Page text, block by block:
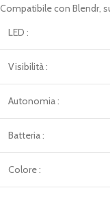
Compatibile con Blendr,
LED :
Visibilità :
Autonomia :
Batteria :
Colore :